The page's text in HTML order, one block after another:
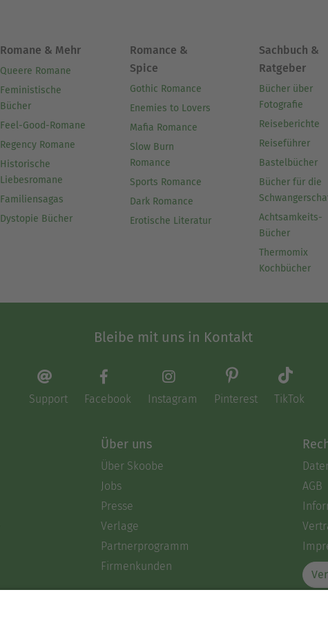
Romane & Mehr
Queere Romane
Feministische
Bücher
Feel-Good-Romane
Regency Romane
Historische
Liebesromane
Familiensagas
Dystopie Bücher
Romance &
Spice
Gothic Romance
Enemies to Lovers
Mafia Romance
Slow Burn
Romance
Sports Romance
Dark Romance
Erotische Literatur
Sachbuch &
Ratgeber
Bücher über
Fotografie
Reiseberichte
Reiseführer
Bastelbücher
Bücher für die
Achtsamkeits-
Bücher
Thermomix
Kochbücher
Bleibe mit uns in Kontakt
Support Facebook Instagram Pinterest TikTok
Über uns
Über Skoobe
Jobs
Presse
Verlage
Partnerprogramm
Firmenkunden
AGB